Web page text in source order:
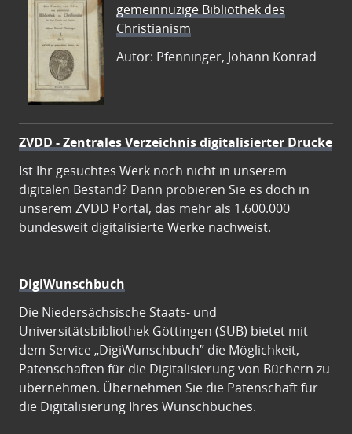
gemeinnüzige Bibliothek des
Christianism
Autor: Pfenninger, Johann Konrad
ZVDD - Zentrales Verzeichnis digitalisierter Drucke
Ist Ihr gesuchtes Werk noch nicht in unserem
digitalen Bestand? Dann probieren Sie es doch in
unserem ZVDD Portal, das mehr als 1.600.000
bundesweit digitalisierte Werke nachweist.
DigiWunschbuch
Die Niedersächsische Staats- und
Universitätsbibliothek Göttingen (SUB) bietet mit
dem Service „DigiWunschbuch” die Möglichkeit,
Patenschaften für die Digitalisierung von Büchern zu
übernehmen. Übernehmen Sie die Patenschaft für
die Digitalisierung Ihres Wunschbuches.